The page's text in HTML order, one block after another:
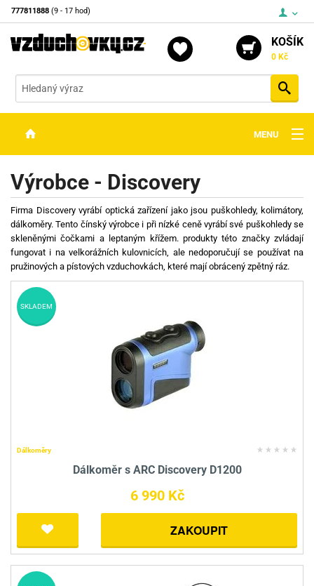
777811888 (9 - 17 hod)
KOŠÍK
0 Kč
MENU
OPTIKA
STŘELIVO
PŘÍSLUŠENSTVÍ
DETEKTORY KOVŮ
KONTAKTY
Výrobce - Discovery
Firma Discovery vyrábí optická zařízení jako jsou puškohledy, kolimátory,
dálkoměry. Tento čínský výrobce i při nízké ceně vyrábí své puškohledy se
skleněnými čočkami a leptaným křížem. produkty této značky zvládají
fungovat i na velkorážních kulovnicích, ale nedoporučují se používat na
pružinových a pístových vzduchovkách, které mají obrácený zpětný ráz.
Dálkoměry
Dálkoměr s ARC Discovery D1200
6 990 Kč
ZAKOUPIT
SKLADEM